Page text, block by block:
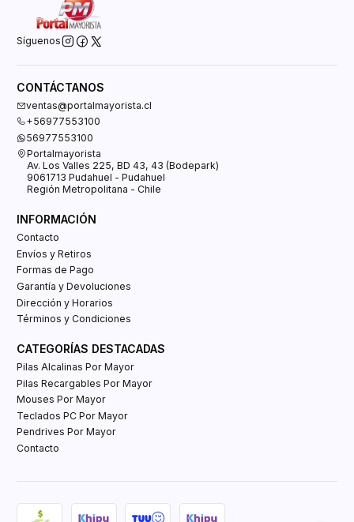
Síguenos
CONTÁCTANOS
ventas@portalmayorista.cl
+56977553100
56977553100
Portalmayorista
Av. Los Valles 225, BD 43, 43 (Bodepark)
9061713 Pudahuel - Pudahuel
Región Metropolitana - Chile
INFORMACIÓN
Contacto
Envíos y Retiros
Formas de Pago
Garantía y Devoluciones
Dirección y Horarios
Términos y Condiciones
CATEGORÍAS DESTACADAS
Pilas Alcalinas Por Mayor
Pilas Recargables Por Mayor
Mouses Por Mayor
Teclados PC Por Mayor
Pendrives Por Mayor
Contacto